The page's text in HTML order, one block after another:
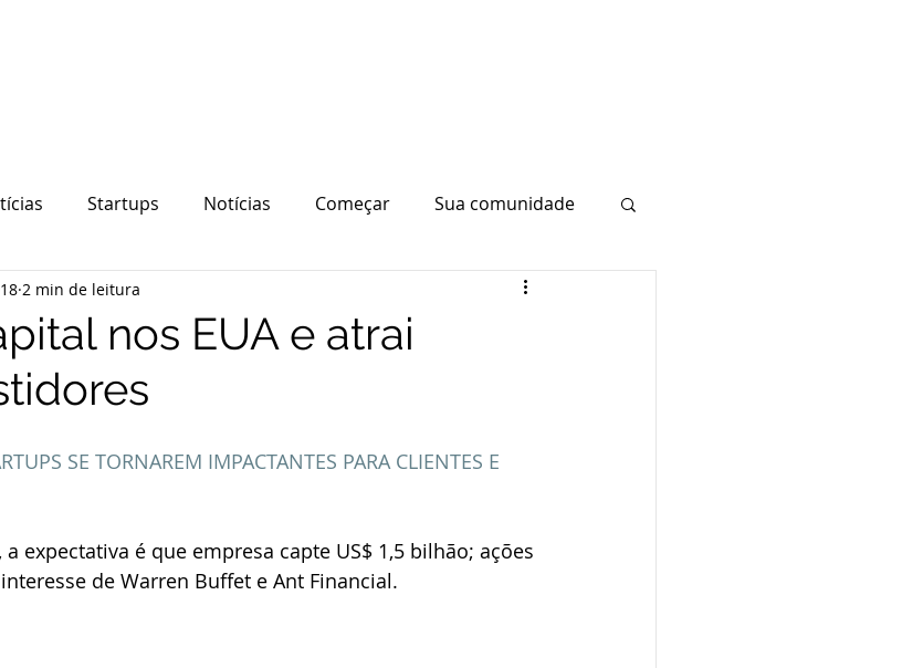
Startups Notícias Começar Sua comunidade
nos EUA e atrai
2 min de leitura
SE TORNAREM IMPACTANTES PARA CLIENTES E
expectativa é que empresa capte US$ 1,5 bilhão; ações
de Warren Buffet e Ant Financial.